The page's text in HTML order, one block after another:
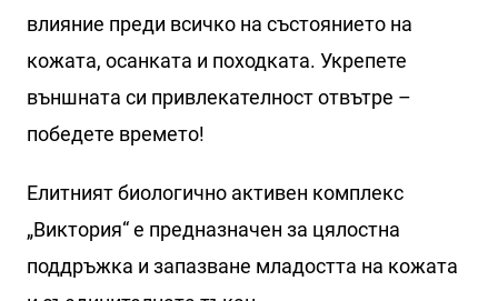
влияние преди всичко на състоянието на
кожата, осанката и походката. Укрепете
външната си привлекателност отвътре –
победете времето!
Елитният биологично активен комплекс
„Виктория“ е предназначен за цялостна
поддръжка и запазване младостта на кожата